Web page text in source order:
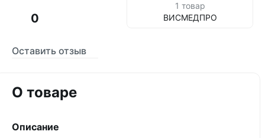
0
Оставить отзыв
1 товар
ВИСМЕДПРО
О товаре
Описание